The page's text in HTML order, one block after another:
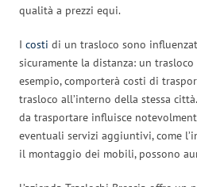
qualità a prezzi equi.
I costi di un trasloco sono
sicuramente la distanza: un trasloco
esempio, comporterà costi di
trasloco all’interno della stessa
da trasportare influisce
eventuali servizi aggiuntivi, come
il montaggio dei mobili, possono